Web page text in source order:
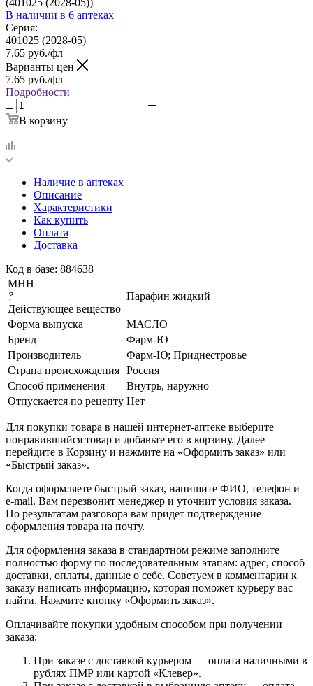
В наличии в 6 аптеках
Серия:
401025 (2028-05)
7.65 руб./фл
Варианты цен
7.65 руб./фл
Подробности
В корзину
Наличие в аптеках
Описание
Характеристики
Как купить
Оплата
Доставка
Код в базе: 884638
МНН
?
Действующее вещество
Парафин жидкий
Форма выпуска
МАСЛО
Бренд
Фарм-Ю
Производитель
Фарм-Ю; Приднестровье
Страна происхождения Россия
Способ применения
Внутрь, наружно
Отпускается по рецепту Нет
Для покупки товара в нашей интернет-аптеке выберите
понравившийся товар и добавьте его в корзину. Далее
перейдите в Корзину и нажмите на «Оформить заказ» или
«Быстрый заказ».
Когда оформляете быстрый заказ, напишите ФИО, телефон и
e-mail. Вам перезвонит менеджер и уточнит условия заказа.
По результатам разговора вам придет подтверждение
оформления товара на почту.
Для оформления заказа в стандартном режиме заполните
полностью форму по последовательным этапам: адрес, способ
доставки, оплаты, данные о себе. Советуем в комментарии к
заказу написать информацию, которая поможет курьеру вас
найти. Нажмите кнопку «Оформить заказ».
Оплачивайте покупки удобным способом при получении
заказа:
При заказе с доставкой курьером — оплата наличными в
рублях ПМР или картой «Клевер».